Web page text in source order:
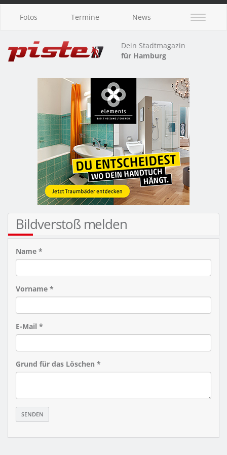
Fotos Termine News
Dein Stadtmagazin
für Hamburg
Bildverstoß melden
Name *
Vorname *
E-Mail *
Grund für das Löschen *